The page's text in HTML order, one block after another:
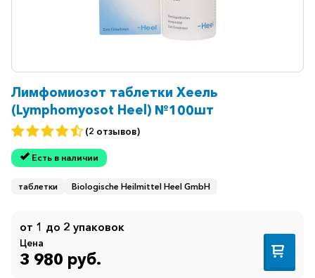
Лимфомиозот таблетки Хеель
(Lymphomyosot Heel) №100шт
(2 отзывов)
Есть в наличии
таблетки Biologische Heilmittel Heel GmbH
от 1 до 2 упаковок
Цена
3 980 руб.